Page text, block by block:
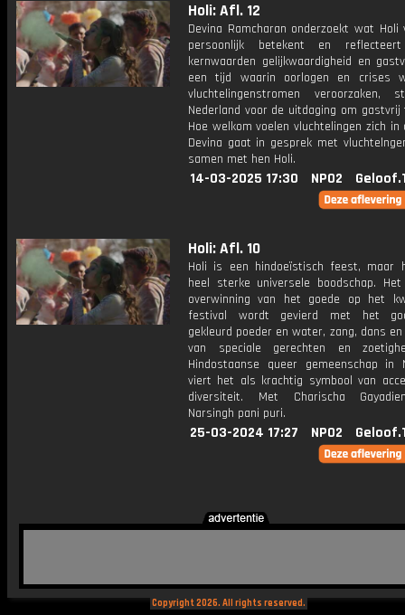
Holi: Afl. 12
Devina Ramcharan onderzoekt wat Holi
persoonlijk betekent en
kernwaarden gelijkwaardigheid en
een tijd waarin oorlogen en crises
vluchtelingenstromen veroorzaken,
Nederland voor de uitdaging om gastvrij
Hoe welkom voelen vluchtelingen zich in
Devina gaat in gesprek met
samen met hen Holi.
14-03-2025 17:30 NPO2
Holi: Afl. 10
Holi is een hindoeïstisch feest, maar
heel sterke universele boodschap.
overwinning van het goede op het
festival wordt gevierd met het
gekleurd poeder en water, zang, dans
van speciale gerechten en
Hindostaanse queer gemeenschap in
viert het als krachtig symbool van
diversiteit. Met Charischa
Narsingh pani puri.
25-03-2024 17:27 NPO2
Copyright 2026. All rights reserved.